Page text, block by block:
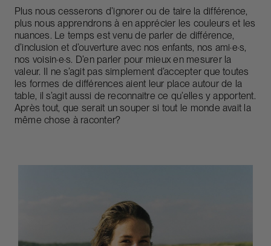
Plus nous cesserons d’ignorer ou de taire la différence,
plus nous apprendrons à en apprécier les couleurs et les
nuances. Le temps est venu de parler de différence,
d’inclusion et d’ouverture avec nos enfants, nos ami·e·s,
nos voisin·e·s. D’en parler pour mieux en mesurer la
valeur. Il ne s’agit pas simplement d’accepter que toutes
les formes de différences aient leur place autour de la
table, il s’agit aussi de reconnaitre ce qu’elles y apportent.
Après tout, que serait un souper si tout le monde avait la
même chose à raconter?